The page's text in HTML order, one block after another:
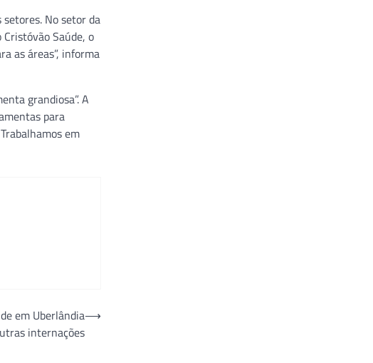
No setor da
Saúde, o
as áreas”, informa
grandiosa”. A
para
em
em Uberlândia
internações
⟶